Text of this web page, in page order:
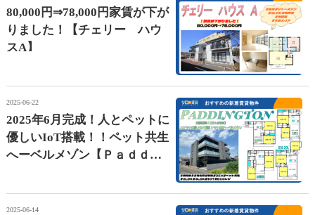
80,000円⇒78,000円家賃が下が
りました！【チェリー ハウ
スA】
2025-06-22
2025年6月完成！人とペットに
優しいIoT搭載！！ペット共生
へーベルメゾン【Ｐａｄｄｉ
2025-06-14